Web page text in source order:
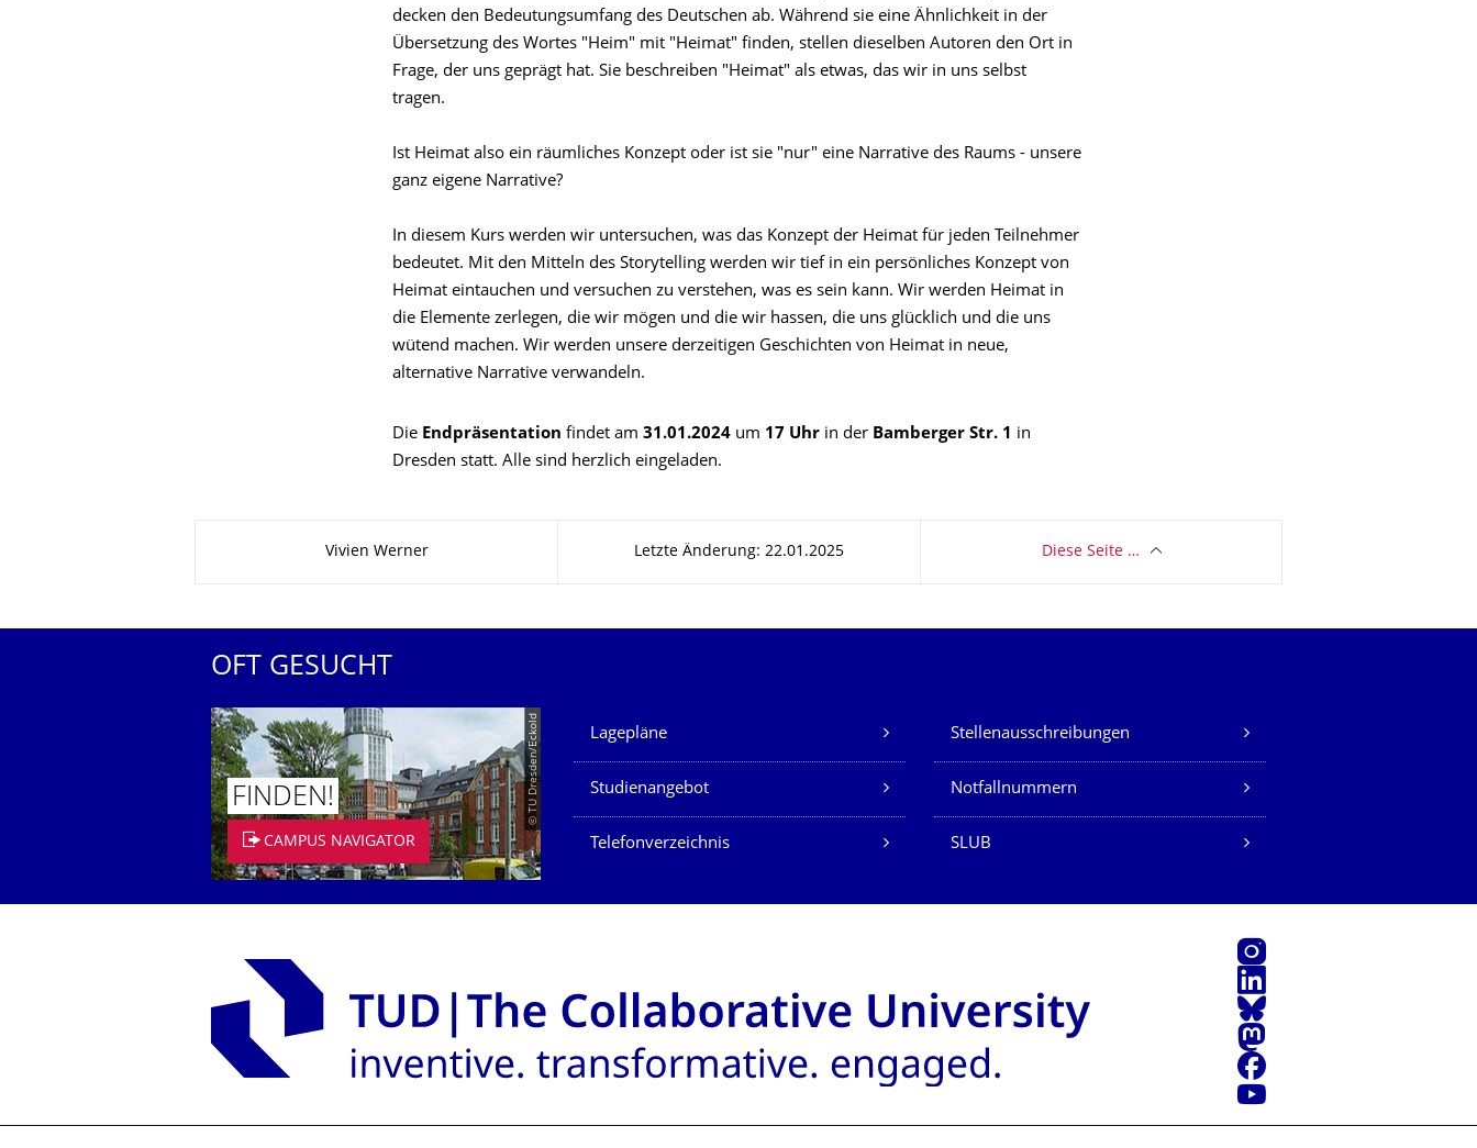
decken den Bedeutungsumfang des Deutschen ab. Während sie eine Ähnlichkeit in der
Übersetzung des Wortes "Heim" mit "Heimat" finden, stellen dieselben Autoren den Ort in
Frage, der uns geprägt hat. Sie beschreiben "Heimat" als etwas, das wir in uns selbst
tragen.
Ist Heimat also ein räumliches Konzept oder ist sie "nur" eine Narrative des Raums - unsere
ganz eigene Narrative?
In diesem Kurs werden wir untersuchen, was das Konzept der Heimat für jeden Teilnehmer
bedeutet. Mit den Mitteln des Storytelling werden wir tief in ein persönliches Konzept von
Heimat eintauchen und versuchen zu verstehen, was es sein kann. Wir werden Heimat in
die Elemente zerlegen, die wir mögen und die wir hassen, die uns glücklich und die uns
wütend machen. Wir werden unsere derzeitigen Geschichten von Heimat in neue,
alternative Narrative verwandeln.
Die Endpräsentation findet am 31.01.2024 um 17 Uhr in der Bamberger Str. 1 in
Dresden statt. Alle sind herzlich eingeladen.
Vivien Werner Letzte Änderung: 22.01.2025 Diese Seite …
OFT GESUCHT
© TU Dresden/Eckold
FINDEN!
CAMPUS NAVIGATOR
Unsere Dienste
Lagepläne Stellenausschreibungen
Studienangebot Notfallnummern
Telefonverzeichnis SLUB
Instagram
LinkedIn
Bluesky
Mastodon
Facebook
Youtube